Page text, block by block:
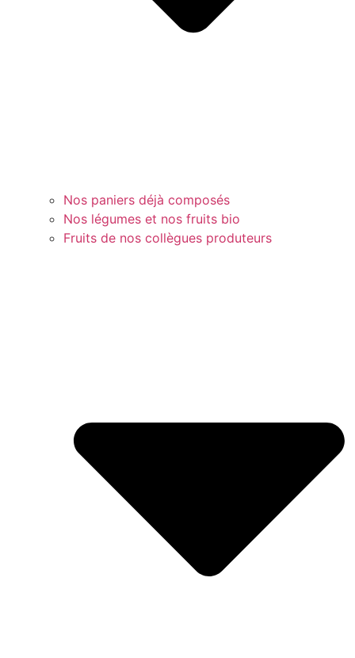
Nos paniers déjà composés
Nos légumes et nos fruits bio
Fruits de nos collègues produteurs